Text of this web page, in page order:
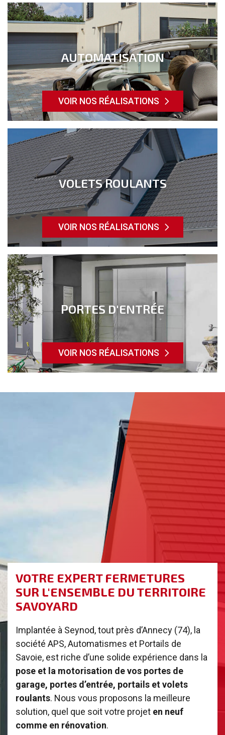
AUTOMATISATION
VOIR NOS RÉALISATIONS
VOLETS ROULANTS
VOIR NOS RÉALISATIONS
PORTES D'ENTRÉE
VOIR NOS RÉALISATIONS
VOTRE EXPERT FERMETURES
SUR L'ENSEMBLE DU TERRITOIRE
SAVOYARD
Implantée à Seynod, tout près d’Annecy (74), la
société APS, Automatismes et Portails de
Savoie, est riche d’une solide expérience dans la
pose et la motorisation de vos portes de
garage, portes d’entrée, portails et volets
roulants. Nous vous proposons la meilleure
solution, quel que soit votre projet en neuf
comme en rénovation.